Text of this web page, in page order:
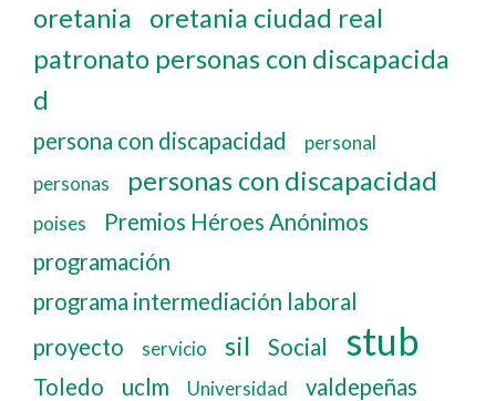
oretania
oretania ciudad real
patronato personas con discapacida
d
persona con discapacidad
personal
personas
personas con discapacidad
poises
Premios Héroes Anónimos
programación
programa intermediación laboral
proyecto
servicio sil Social stub
Toledo uclm Universidad valdepeñas